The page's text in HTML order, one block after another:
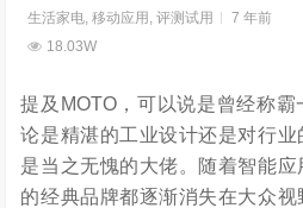
生活家电,移动应用 ,评测试用
7 年前
18.03W
提及MOTO，可以说是曾经称
论是精湛的工业设计还是对行
是当之无愧的大佬。随着智能
的经典品牌都逐渐消失在大众